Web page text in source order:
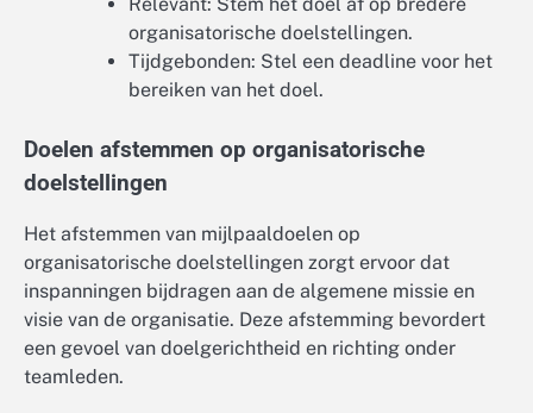
Relevant: Stem het doel af op bredere
organisatorische doelstellingen.
Tijdgebonden: Stel een deadline voor het
bereiken van het doel.
Doelen afstemmen op organisatorische
doelstellingen
Het afstemmen van mijlpaaldoelen op
organisatorische doelstellingen zorgt ervoor dat
inspanningen bijdragen aan de algemene missie en
visie van de organisatie. Deze afstemming bevordert
een gevoel van doelgerichtheid en richting onder
teamleden.